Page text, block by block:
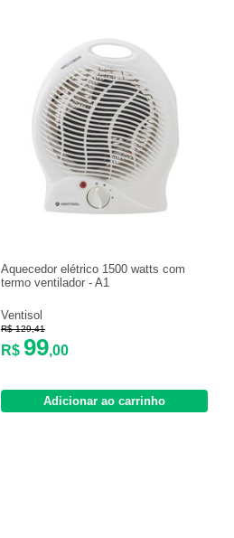
Aquecedor elétrico 1500 watts com
termo ventilador - A1
Ventisol
R$ 129,41
R$ 99,00
Adicionar ao carrinho